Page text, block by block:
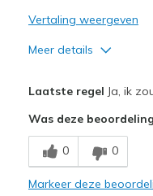
Vertaling weergeven
Meer details
Durable
Stylish
Laatste regel Ja, ik
Was deze
0 0
Markeer deze